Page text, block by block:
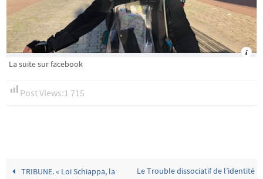
La suite sur facebook
Post Views:1 715
TRIBUNE. « Loi Schiappa, la
Le Trouble dissociatif de l’identité